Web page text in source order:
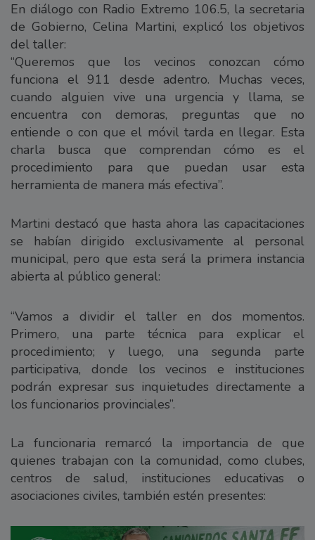
En diálogo con Radio Extremo 106.5, la secretaria
de Gobierno, Celina Martini, explicó los objetivos
del taller:
“Queremos que los vecinos conozcan cómo
funciona el 911 desde adentro. Muchas veces,
cuando alguien vive una urgencia y llama, se
encuentra con demoras, preguntas que no
entiende o con que el móvil tarda en llegar. Esta
charla busca que comprendan cómo es el
procedimiento para que puedan usar esta
herramienta de manera más efectiva”.
Martini destacó que hasta ahora las capacitaciones
se habían dirigido exclusivamente al personal
municipal, pero que esta será la primera instancia
abierta al público general:
“Vamos a dividir el taller en dos momentos.
Primero, una parte técnica para explicar el
procedimiento; y luego, una segunda parte
participativa, donde los vecinos e instituciones
podrán expresar sus inquietudes directamente a
los funcionarios provinciales”.
La funcionaria remarcó la importancia de que
quienes trabajan con la comunidad, como clubes,
centros de salud, instituciones educativas o
asociaciones civiles, también estén presentes: